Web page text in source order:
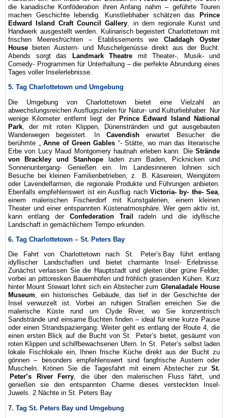
die kanadische Konföderation ihren Anfang nahm – geführte Touren
machen Geschichte lebendig. Kunstliebhaber schätzen das
Prince
Edward Island Craft Council Gallery , in dem regionale Kunst und
Handwerk ausgestellt werden. Kulinarisch begeistert Charlottetown mit
frischen Meeresfrüchten – Etablissements wieCladdagh Oyster
House
bieten Austern- und Muschelgenüsse direkt aus der Bucht.
Abends sorgt das
Landmark Theatre mit Theater-, Musik- und
Comedy- Programmen für Unterhaltung – die perfekte Abrundung eines
Tages voller Inselerlebnisse.
5. Tag Charlottetown und Umgebung
Die Umgebung von Charlottetown bietet eine Vielzahl an
abwechslungsreichen Ausflugszielen für Natur- und Kulturliebhaber. Nur
wenige Kilometer entfernt liegt der Prince Edward Island National
Park , der mit roten Klippen, Dünenstränden und gut ausgebauten
Wanderwegen begeistert. In Cavendisherwartet Besucher die
berühmte „
Anne of Green Gables “- Stätte, wo man das literarische
Erbe von Lucy Maud Montgomery hautnah erleben kann. Die Strände
von Brackley und Stanhope laden zum Baden, Picknicken und
Sonnenuntergang- Genießen ein. Im Landesinneren lohnen sich
Besuche bei kleinen Familienbetrieben, z. B. Käsereien, Weingütern
oder Lavendelfarmen, die regionale Produkte und Führungen anbieten.
Ebenfalls empfehlenswert ist ein Ausflug nach Victoria- by- the- Sea
einem malerischen Fischerdorf mit Kunstgalerien, einem kleinen
Theater und einer entspannten Küstenatmosphäre. Wer gern aktiv ist,
kann entlang der Confederation Trailradeln und die idyllische
Landschaft in gemächlichem Tempo erkunden.
6. Tag Charlottetown – St. Peters Bay
Die Fahrt von Charlottetown nach St. Peter’s Bay führt entlang
idyllischer Landschaften und bietet charmante Insel- Erlebnisse.
Zunächst verlassen Sie die Hauptstadt und gleiten über grüne Felder,
vorbei an pittoresken Bauernhöfen und fröhlich grasenden Kühen. Kurz
hinter Mount Stewart lohnt sich ein Abstecher zum Glenaladale House
Museum, ein historisches Gebäude, das tief in der Geschichte der
Insel verwurzelt ist. Vorbei an ruhigen Straßen erreichen Sie die
malerische Küste rund um Clyde River, wo Sie konzentrisch
Sandstrände und einsame Buchten finden – ideal für eine kurze Pause
oder einen Strandspaziergang. Weiter geht es entlang der Route 4, die
einen ersten Blick auf die Bucht von St. Peter’s bietet, gesäumt von
roten Klippen und schilfbewachsenen Ufern. In St. Peter’s selbst laden
lokale Fischlokale ein, Ihnen frische Küche direkt aus der Bucht zu
gönnen – besonders empfehlenswert sind fangfrische Austern oder
Muscheln. Krönen Sie die Tagesfahrt mit einem Abstecher zur St.
Peter’s River Ferry, die über den malerischen Fluss fährt, und
genießen sie den entspannten Charme dieses versteckten Insel-
Juwels. 2 Nächte in St. Peters Bay
7. Tag St. Peters Bay und Umgebung